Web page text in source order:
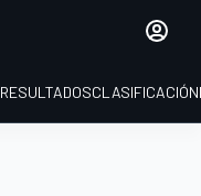
RESULTADOSCLASIFICACIÓN